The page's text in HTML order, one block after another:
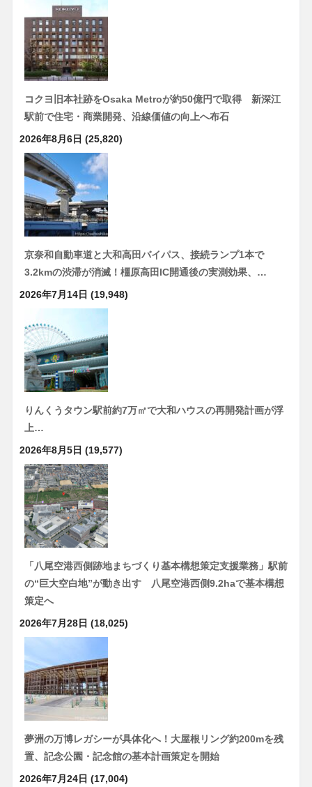
コクヨ旧本社跡をOsaka Metroが約50億円で取得 新深江
駅前で住宅・商業開発、沿線価値の向上へ布石
2026年8月6日 (25,820)
京奈和自動車道と大和高田バイパス、接続ランプ1本で
3.2kmの渋滞が消滅！橿原高田IC開通後の実測効果、…
2026年7月14日 (19,948)
りんくうタウン駅前約7万㎡で大和ハウスの再開発計画が浮
上…
2026年8月5日 (19,577)
「八尾空港西側跡地まちづくり基本構想策定支援業務」駅前
の“巨大空白地”が動き出す 八尾空港西側9.2haで基本構想
策定へ
2026年7月28日 (18,025)
夢洲の万博レガシーが具体化へ！大屋根リング約200mを残
置、記念公園・記念館の基本計画策定を開始
2026年7月24日 (17,004)